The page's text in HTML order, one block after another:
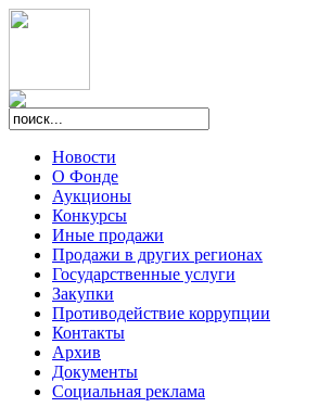
Новости
О Фонде
Аукционы
Конкурсы
Иные продажи
Продажи в других регионах
Государственные услуги
Закупки
Противодействие коррупции
Контакты
Архив
Документы
Социальная реклама